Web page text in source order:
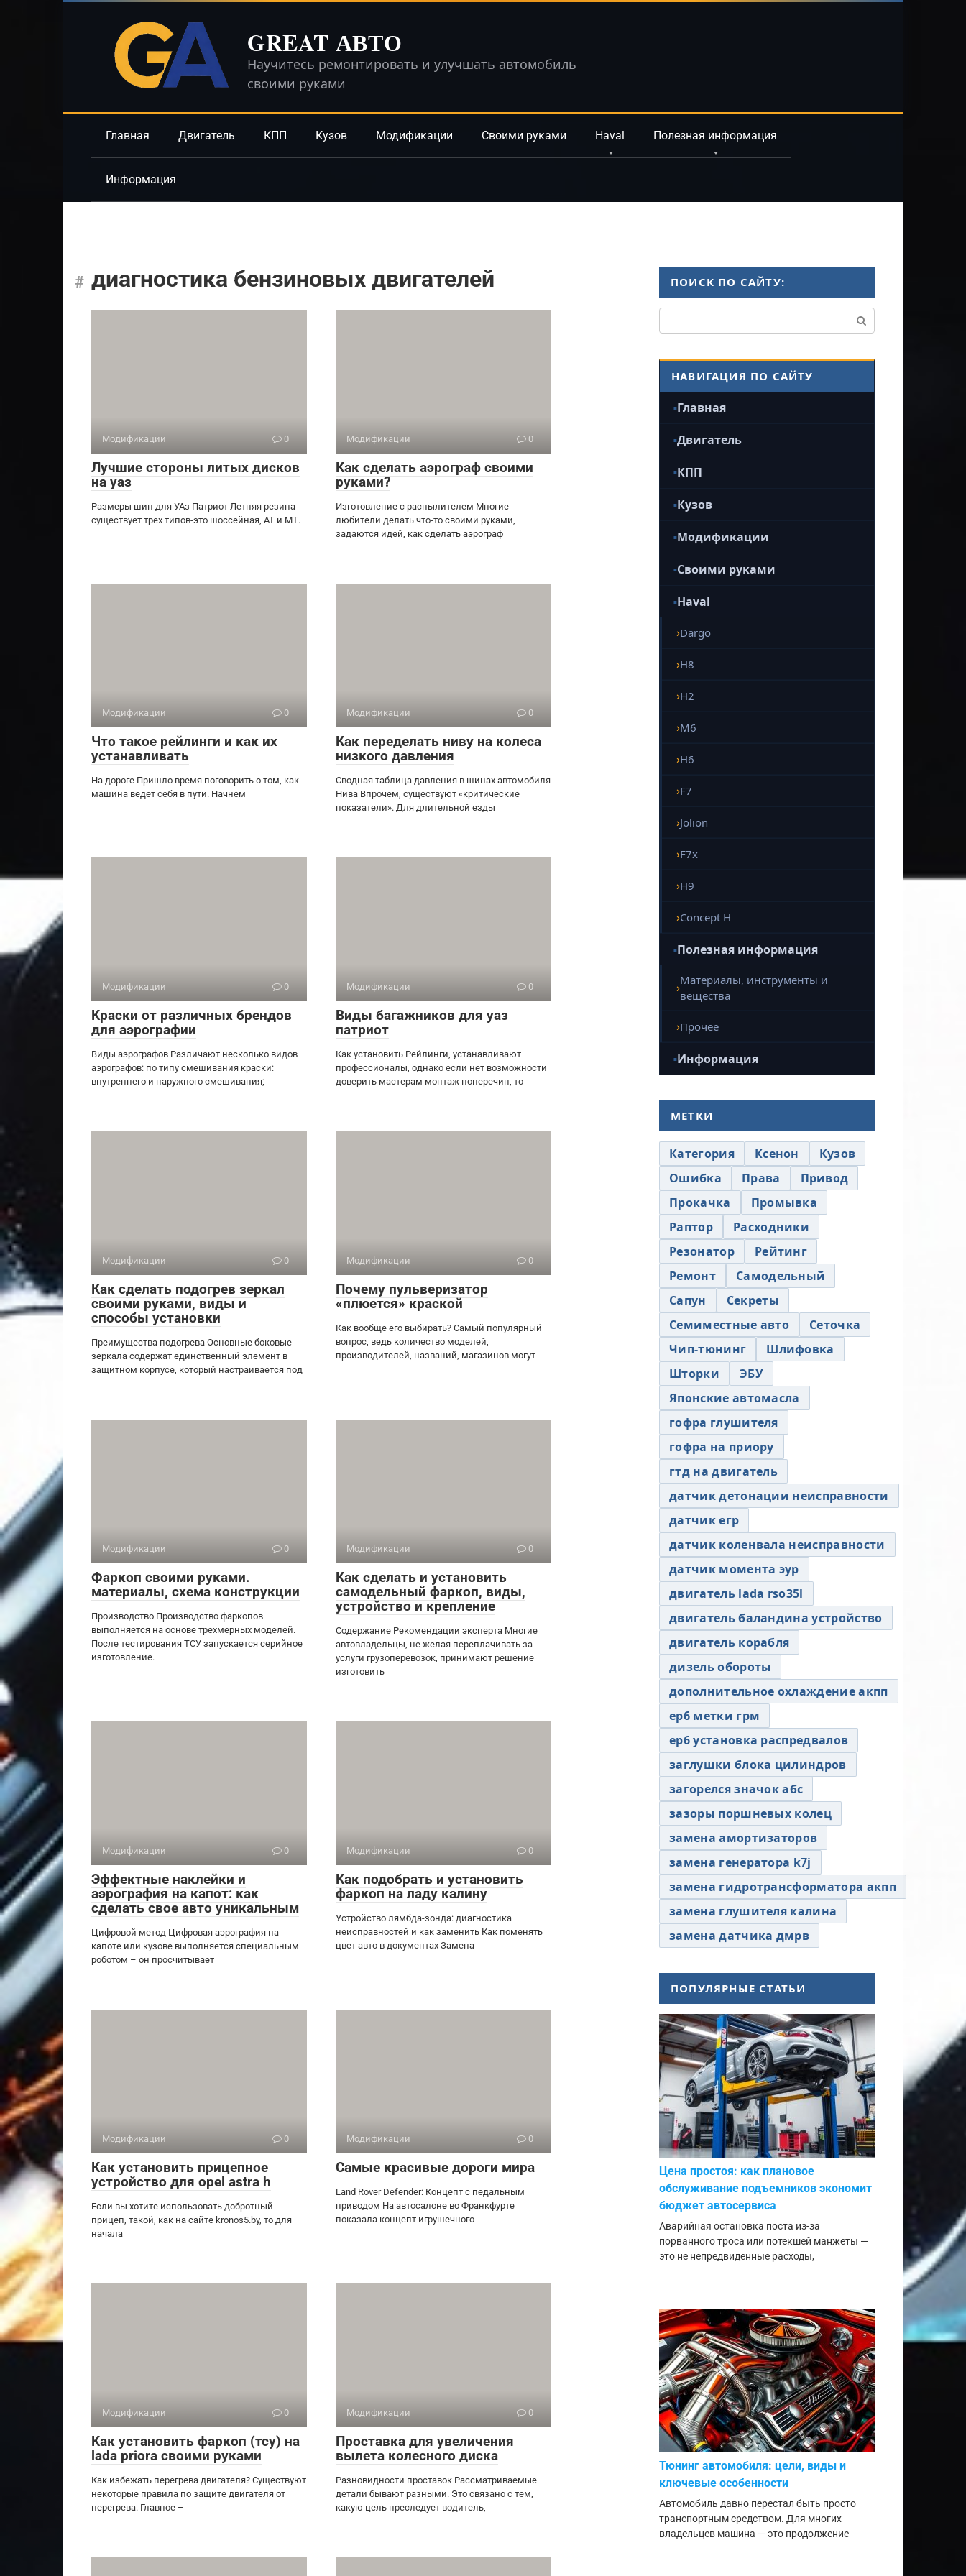
GREAT АВТО
Научитесь ремонтировать и улучшать автомобиль
своими руками
Главная Двигатель КПП Кузов Модификации Своими руками Haval Полезная информация
Информация
диагностика бензиновых двигателей
Модификации 0
Лучшие стороны литых дисков
на уаз
Размеры шин для УАз Патриот Летняя резина
существует трех типов-это шоссейная, АТ и МТ.
Модификации 0
Как сделать аэрограф своими
руками?
Изготовление с распылителем Многие
любители делать что-то своими руками,
задаются идей, как сделать аэрограф
Модификации 0
Что такое рейлинги и как их
устанавливать
На дороге Пришло время поговорить о том, как
машина ведет себя в пути. Начнем
Модификации 0
Как переделать ниву на колеса
низкого давления
Сводная таблица давления в шинах автомобиля
Нива Впрочем, существуют «критические
показатели». Для длительной езды
Модификации 0
Краски от различных брендов
для аэрографии
Виды аэрографов Различают несколько видов
аэрографов: по типу смешивания краски:
внутреннего и наружного смешивания;
Модификации 0
Виды багажников для уаз
патриот
Как установить Рейлинги, устанавливают
профессионалы, однако если нет возможности
доверить мастерам монтаж поперечин, то
Модификации 0
Как сделать подогрев зеркал
своими руками, виды и
способы установки
Преимущества подогрева Основные боковые
зеркала содержат единственный элемент в
защитном корпусе, который настраивается под
Модификации 0
Почему пульверизатор
«плюется» краской
Как вообще его выбирать? Самый популярный
вопрос, ведь количество моделей,
производителей, названий, магазинов могут
Модификации 0
Фаркоп своими руками.
материалы, схема конструкции
Производство Производство фаркопов
выполняется на основе трехмерных моделей.
После тестирования ТСУ запускается серийное
изготовление.
Модификации 0
Как сделать и установить
самодельный фаркоп, виды,
устройство и крепление
Содержание Рекомендации эксперта Многие
автовладельцы, не желая переплачивать за
услуги грузоперевозок, принимают решение
изготовить
Модификации 0
Эффектные наклейки и
аэрография на капот: как
сделать свое авто уникальным
Цифровой метод Цифровая аэрография на
капоте или кузове выполняется специальным
роботом – он просчитывает
Модификации 0
Как подобрать и установить
фаркоп на ладу калину
Устройство лямбда-зонда: диагностика
неисправностей и как заменить Как поменять
цвет авто в документах Замена
Модификации 0
Как установить прицепное
устройство для opel astra h
Если вы хотите использовать добротный
прицеп, такой, как на сайте kronos5.by, то для
начала
Модификации 0
Самые красивые дороги мира
Land Rover Defender: Концепт с педальным
приводом На автосалоне во Франкфурте
показала концепт игрушечного
Модификации 0
Как установить фаркоп (тсу) на
lada priora своими руками
Как избежать перегрева двигателя? Существуют
некоторые правила по защите двигателя от
перегрева. Главное –
Модификации 0
Проставка для увеличения
вылета колесного диска
Разновидности проставок Рассматриваемые
детали бывают разными. Это связано с тем,
какую цель преследует водитель,
ПОИСК ПО САЙТУ:
НАВИГАЦИЯ ПО САЙТУ
Главная
Двигатель
КПП
Кузов
Модификации
Своими руками
Haval
Dargo
H8
H2
M6
H6
F7
Jolion
F7x
H9
Concept H
Полезная информация
Материалы, инструменты и
вещества
Прочее
Информация
МЕТКИ
Категория Ксенон
Кузов
Ошибка
Права
Привод
Прокачка
Промывка
Раптор
Расходники
Резонатор
Рейтинг
Ремонт
Самодельный
Сапун
Секреты
Семиместные авто
Сеточка
Чип-тюнинг
Шлифовка
Шторки
ЭБУ
Японские автомасла
гофра глушителя
гофра на приору
гтд на двигатель
датчик детонации неисправности
датчик егр
датчик коленвала неисправности
датчик момента эур
двигатель lada rso35l
двигатель баландина устройство
двигатель корабля
дизель обороты
дополнительное охлаждение акпп
ер6 метки грм
ер6 установка распредвалов
заглушки блока цилиндров
загорелся значок абс
зазоры поршневых колец
замена амортизаторов
замена генератора k7j
замена гидротрансформатора акпп
замена глушителя калина
замена датчика дмрв
ПОПУЛЯРНЫЕ СТАТЬИ
Цена простоя: как плановое
обслуживание подъемников экономит
бюджет автосервиса
Аварийная остановка поста из-за
порванного троса или потекшей манжеты —
это не непредвиденные расходы,
Тюнинг автомобиля: цели, виды и
ключевые особенности
Автомобиль давно перестал быть просто
транспортным средством. Для многих
владельцев машина — это продолжение